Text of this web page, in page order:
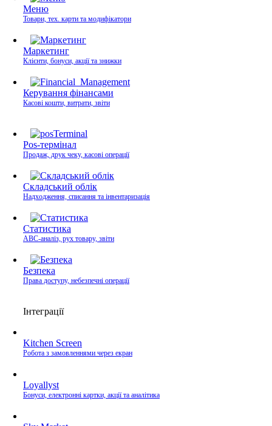
Меню
Товари, тех. карти та модифікатори
Маркетинг
Клієнти, бонуси, акції та знижки
Керування фінансами
Касові кошти, витрати, звіти
Pos-термінал
Продаж, друк чеку, касові операції
Складський облік
Надходження, списання та інвентаризація
Статистика
ABC-аналіз, рух товару, звіти
Безпека
Права доступу, небезпечні операції
Інтеграції
Kitchen Screen
Робота з замовленнями через екран
Loyallyst
Бонуси, електронні картки, акції та аналітика